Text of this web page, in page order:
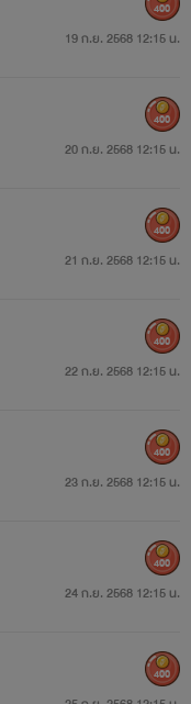
19 ก.ย. 2568 12:15 น.
400
20 ก.ย. 2568 12:15 น.
400
21 ก.ย. 2568 12:15 น.
400
22 ก.ย. 2568 12:15 น.
400
23 ก.ย. 2568 12:15 น.
400
24 ก.ย. 2568 12:15 น.
400
400